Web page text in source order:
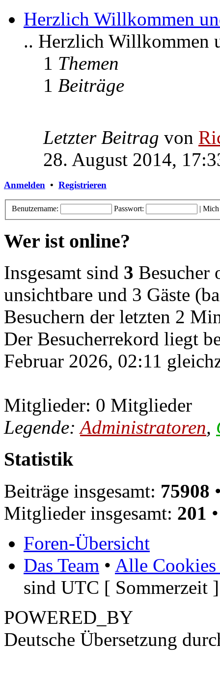
Herzlich Willkommen
.. Herzlich Willkommen
1 Themen
1 Beiträge
Letzter Beitrag von
28. August 2014,
Anmelden • Registrieren
Benutzername: Passwort: | Mich
Wer ist online?
Insgesamt sind 3 Besucher
unsichtbare und 3 Gäste
Besuchern der letzten 2
Der Besucherrekord liegt
Februar 2026, 02:11
Mitglieder: 0 Mitglieder
Legende:Administratoren,
Statistik
Beiträge insgesamt: 75908
Mitglieder insgesamt: 201
Foren-Übersicht
Das Team • Alle Cookies
sind UTC [ Sommerzeit ]
POWERED_BY
Deutsche Übersetzung